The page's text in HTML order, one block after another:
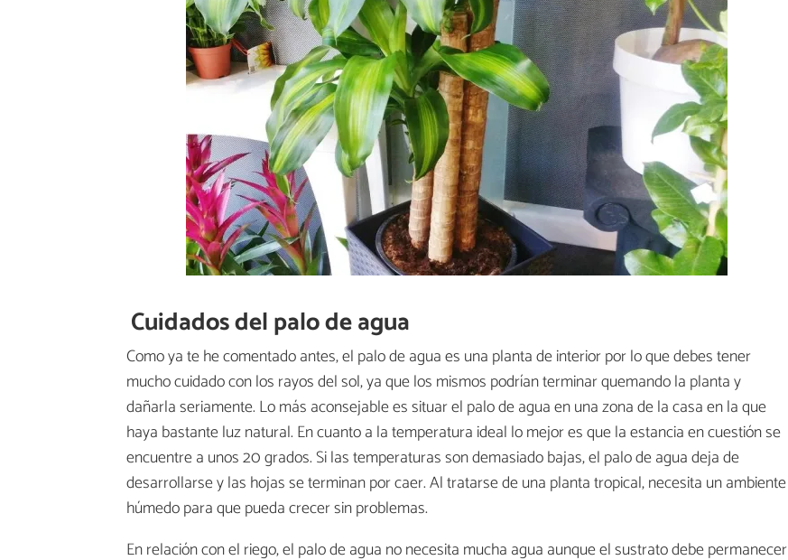
Cuidados del palo de agua
Como ya te he comentado antes, el palo de agua es una planta de interior por lo que debes tener
mucho cuidado con los rayos del sol, ya que los mismos podrían terminar quemando la planta y
dañarla seriamente. Lo más aconsejable es situar el palo de agua en una zona de la casa en la que
haya bastante luz natural. En cuanto a la temperatura ideal lo mejor es que la estancia en cuestión se
encuentre a unos 20 grados. Si las temperaturas son demasiado bajas, el palo de agua deja de
desarrollarse y las hojas se terminan por caer. Al tratarse de una planta tropical, necesita un ambiente
húmedo para que pueda crecer sin problemas.
En relación con el riego, el palo de agua no necesita mucha agua aunque el sustrato debe permanecer